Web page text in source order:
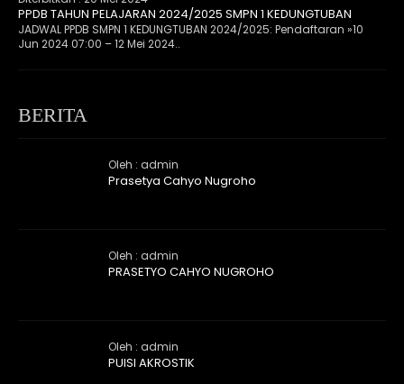
PPDB TAHUN PELAJARAN 2024/2025 SMPN 1 KEDUNGTUBAN
JADWAL PPDB SMPN 1 KEDUNGTUBAN 2024/2025: Pendaftaran »10
Jun 2024 07:00 – 12 Mei 2024..
BERITA
Oleh : admin
Prasetya Cahyo Nugroho
Oleh : admin
PRASETYO CAHYO NUGROHO
Oleh : admin
PUISI AKROSTIK